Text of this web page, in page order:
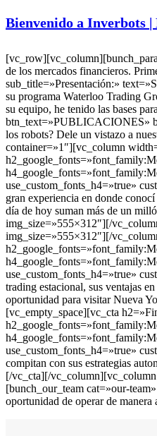
Bienvenido a Inverbots
de los mercados financieros.
sub_title=»Presentación:»
su programa Waterloo Trading
su equipo, he tenido las bases
btn_text=»PUBLICACIONES»
los robots? Dele un vistazo a
container=»1″][vc_column
use_custom_fonts_h4=»true»
gran experiencia en donde
día de hoy suman más de un
img_size=»555×312″][/
img_size=»555×312″][/
use_custom_fonts_h4=»true»
trading estacional, sus ventajas
oportunidad para visitar Nueva
[vc_empty_space][vc_cta
use_custom_fonts_h4=»true»
compitan con sus estrategias
[/vc_cta][/
[bunch_our_team cat=»our-
oportunidad de operar de